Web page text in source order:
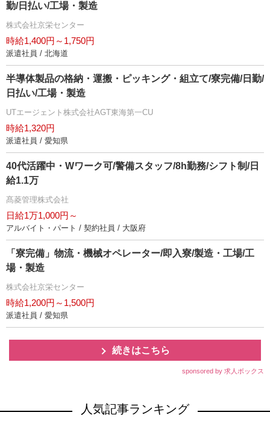
勤/日払い/工場・製造
株式会社京栄センター
時給1,400円～1,750円
派遣社員 / 北海道
半導体製品の格納・運搬・ピッキング・組立て/寮完備/日勤/
日払い/工場・製造
UTエージェント株式会社AGT東海第一CU
時給1,320円
派遣社員 / 愛知県
40代活躍中・Wワーク可/警備スタッフ/8h勤務/シフト制/日
給1.1万
髙菱管理株式会社
日給1万1,000円～
アルバイト・パート / 契約社員 / 大阪府
「寮完備」物流・機械オペレーター/即入寮/製造・工場/工
場・製造
株式会社京栄センター
時給1,200円～1,500円
派遣社員 / 愛知県
続きはこちら
sponsored by 求人ボックス
人気記事ランキング